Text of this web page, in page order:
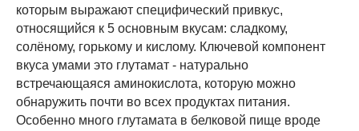
которым выражают специфический привкус,
относящийся к 5 основным вкусам: сладкому,
солёному, горькому и кислому. Ключевой компонент
вкуса умами это глутамат - натурально
встречающаяся аминокислота, которую можно
обнаружить почти во всех продуктах питания.
Особенно много глутамата в белковой пище вроде